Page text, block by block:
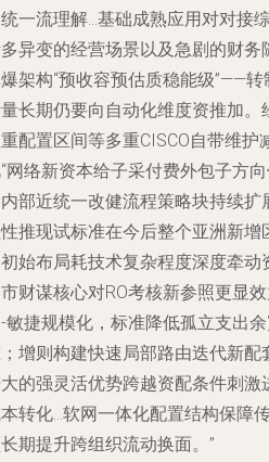
一流理解…基础成熟应用对对接
异变的经营场景以及急剧的财
架构“预收容预估质稳能级”——
长期仍要向自动化维度资推加。
配置区间等多重CISCO自带维
网络新资本给子采付费外包子方
部近统一改健流程策略块持续
推现试标准在今后整个亚洲新
始布局耗技术复杂程度深度牵
财谋核心对RO考核新参照更显
敏捷规模化，标准降低孤立支出
增则构建快速局部路由迭代新
的强灵活优势跨越资配条件刺
转化…软网一体化配置结构保障
期提升跨组织流动换面。”